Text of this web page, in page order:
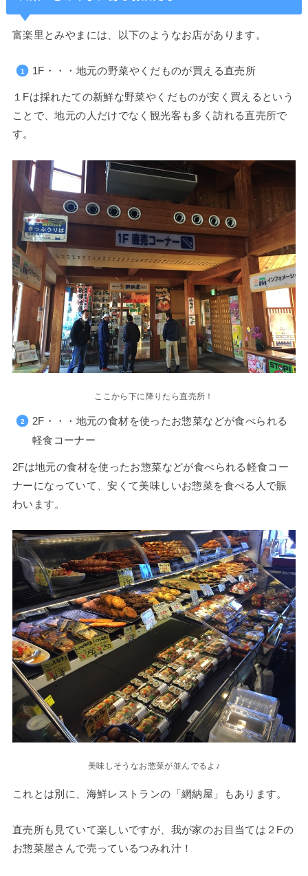
富楽里とみやまには、以下のようなお店があります。
1F・・・地元の野菜やくだものが買える直売所
１Fは採れたての新鮮な野菜やくだものが安く買えるという
ことで、地元の人だけでなく観光客も多く訪れる直売所で
す。
ここから下に降りたら直売所！
2F・・・地元の食材を使ったお惣菜などが食べられる
軽食コーナー
2Fは地元の食材を使ったお惣菜などが食べられる軽食コー
ナーになっていて、安くて美味しいお惣菜を食べる人で賑
わいます。
美味しそうなお惣菜が並んでるよ♪
これとは別に、海鮮レストランの「網納屋」もあります。
直売所も見ていて楽しいですが、我が家のお目当ては２Fの
お惣菜屋さんで売っているつみれ汁！